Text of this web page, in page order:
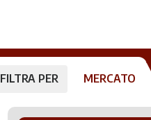
FILTRA PER MERCATO